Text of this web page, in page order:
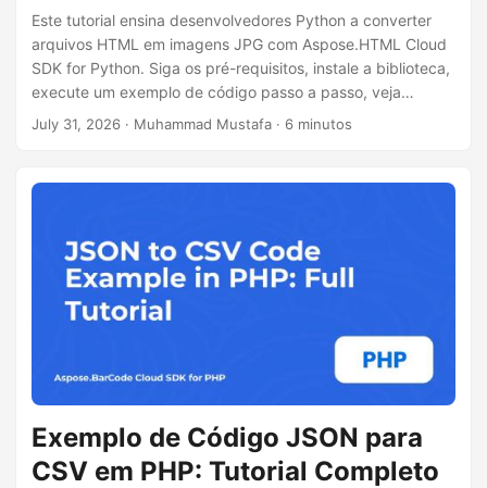
Este tutorial ensina desenvolvedores Python a converter
arquivos HTML em imagens JPG com Aspose.HTML Cloud
SDK for Python. Siga os pré-requisitos, instale a biblioteca,
execute um exemplo de código passo a passo, veja
alternativas cURL, aprenda dicas de desempenho e
July 31, 2026 · Muhammad Mustafa · 6 minutos
Exemplo de Código JSON para
CSV em PHP: Tutorial Completo